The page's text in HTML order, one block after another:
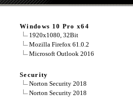
Windows 10 Pro x64
1920x1080, 32Bit
Mozilla Firefox 61.0.2
Microsoft Outlook 2016
Security
Norton Security 2018
Norton Security 2018